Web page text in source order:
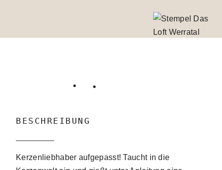
BESCHREIBUNG
Kerzenliebhaber aufgepasst! Taucht in die